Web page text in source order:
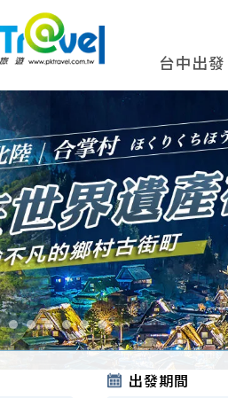
台中出發
出發期間